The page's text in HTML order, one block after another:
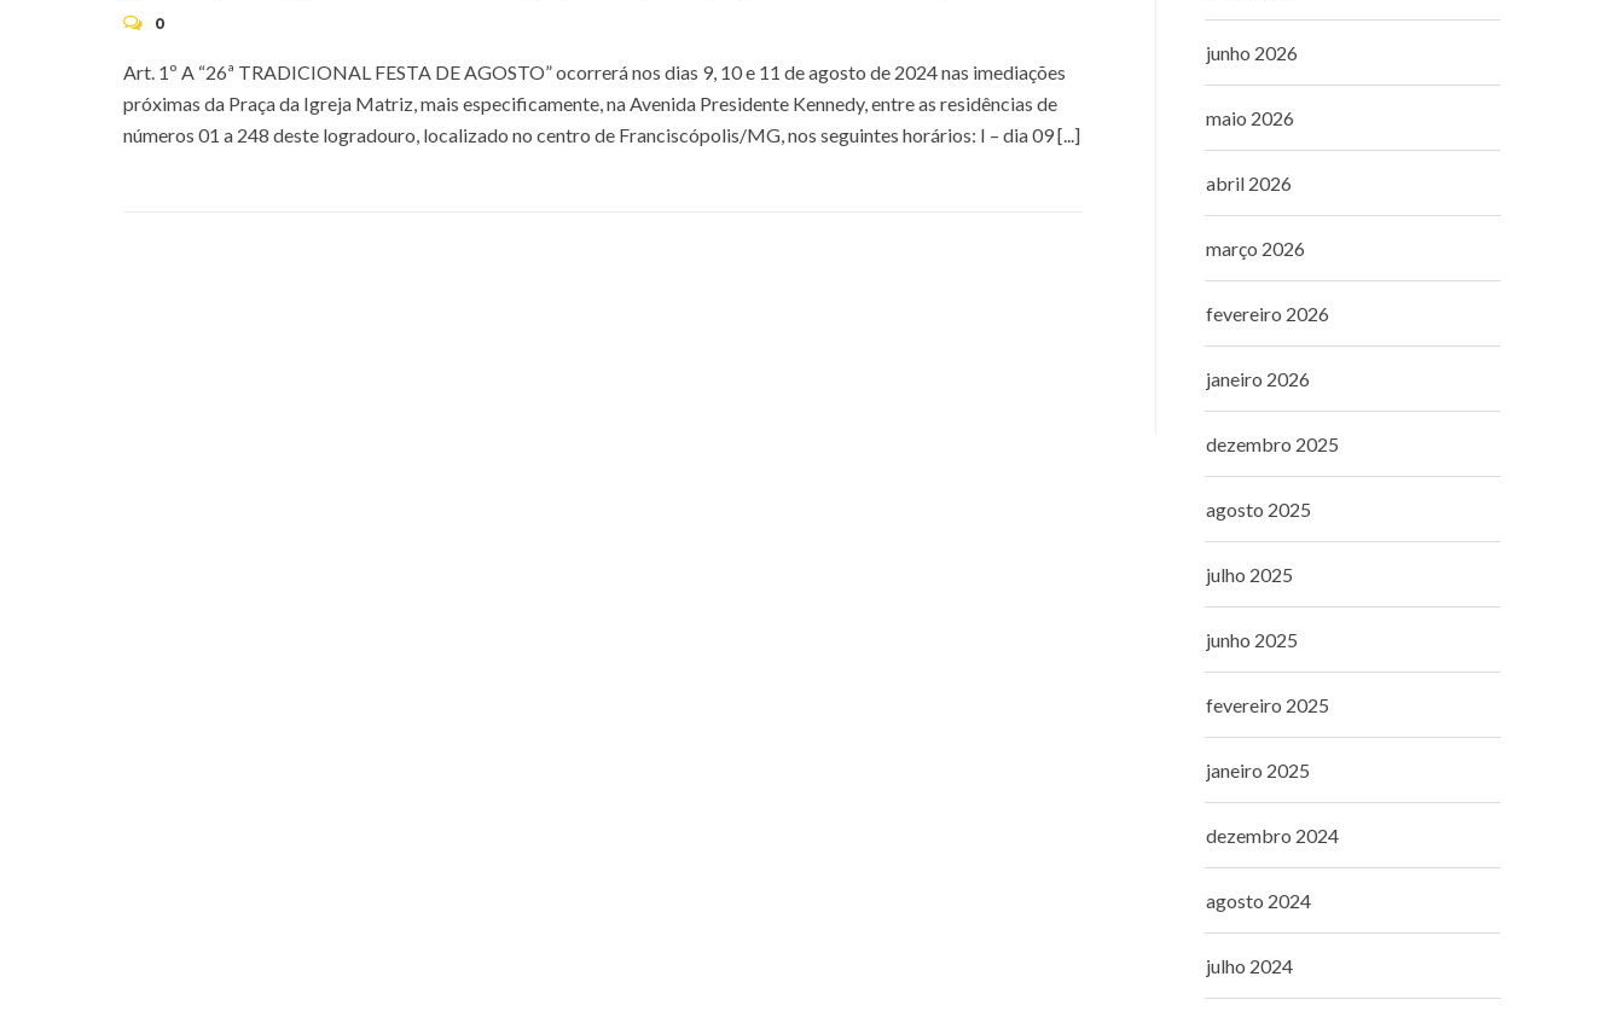
0
Art. 1º A “26ª TRADICIONAL FESTA DE AGOSTO” ocorrerá nos dias 9, 10 e 11 de agosto de 2024 nas imediações
próximas da Praça da Igreja Matriz, mais especificamente, na Avenida Presidente Kennedy, entre as residências de
números 01 a 248 deste logradouro, localizado no centro de Franciscópolis/MG, nos seguintes horários: I – dia 09 [...]
junho 2026
maio 2026
abril 2026
março 2026
fevereiro 2026
janeiro 2026
dezembro 2025
agosto 2025
julho 2025
junho 2025
fevereiro 2025
janeiro 2025
dezembro 2024
agosto 2024
julho 2024